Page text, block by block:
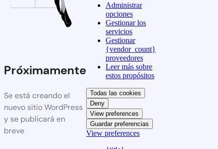
Próximamente
Se está creando el
nuevo sitio WordPress
y se publicará en
breve
Administrar
opciones
Gestionar los
servicios
Gestionar
{vendor_count}
proveedores
Leer más sobre
estos propósitos
Todas las cookies
Deny
View preferences
Guardar preferencias
View preferences